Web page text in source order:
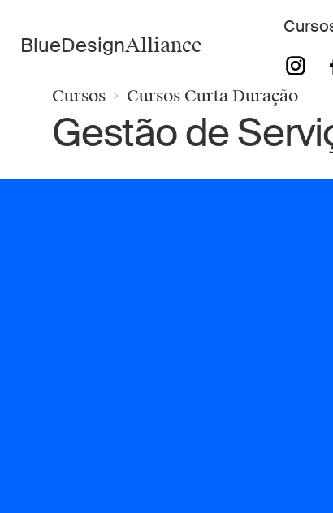
BlueDesignAlliance
Cursos Cursos Curta Duração
Gestão de